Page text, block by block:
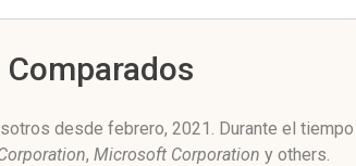
desde febrero, 2021. Durante el
, Microsoft Corporation y others.